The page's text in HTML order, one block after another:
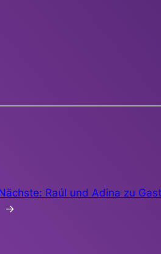
Raúl und Adina zu
→